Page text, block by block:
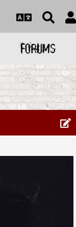
FORUMS